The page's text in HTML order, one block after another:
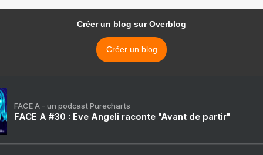
Créer un blog sur Overblog
Créer un blog
FACE A - un podcast Purecharts
FACE A #30 : Eve Angeli raconte "Avant de partir"